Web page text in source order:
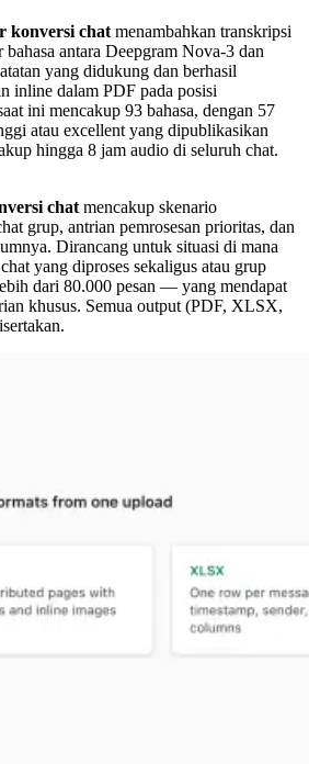
konversi chat menambahkan transkripsi
bahasa antara Deepgram Nova-3 dan
yang didukung dan berhasil
inline dalam PDF pada posisi
ini mencakup 93 bahasa, dengan 57
atau excellent yang dipublikasikan
hingga 8 jam audio di seluruh chat.
chat mencakup skenario
grup, antrian pemrosesan prioritas, dan
Dirancang untuk situasi di mana
yang diproses sekaligus atau grup
dari 80.000 pesan — yang mendapat
khusus. Semua output (PDF, XLSX,